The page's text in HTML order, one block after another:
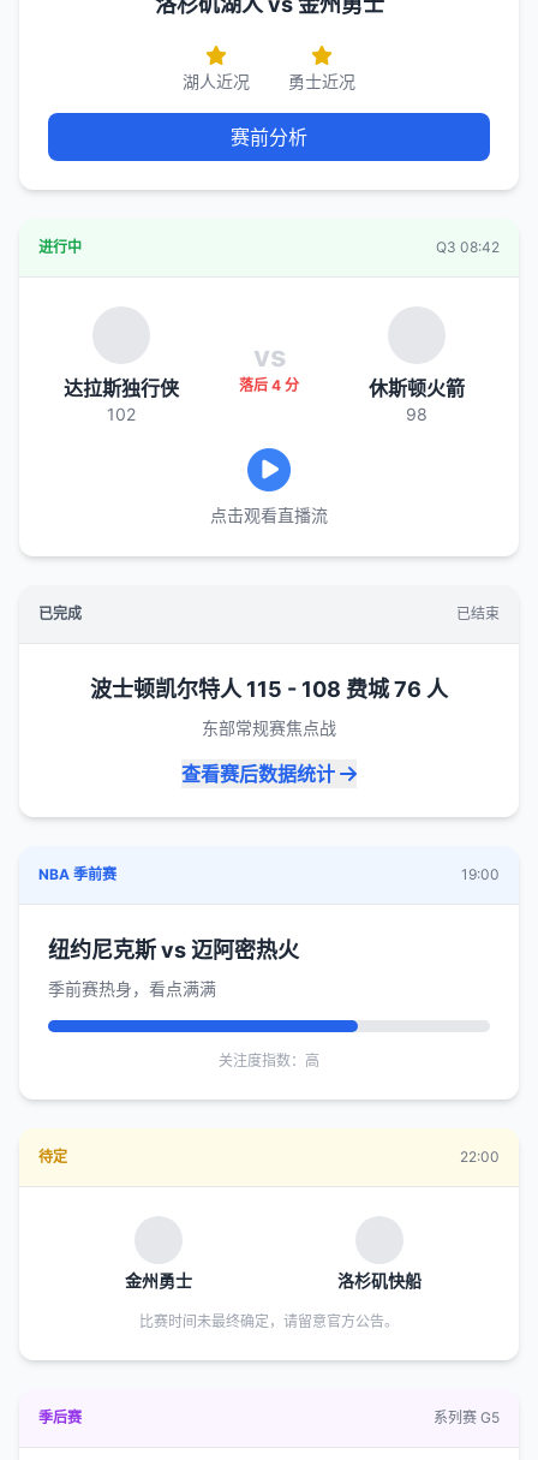
湖人近况 勇士近况
赛前分析
进行中 Q3 08:42
达拉斯独行侠
102
vs
落后 4 分 休斯顿火箭
98
点击观看直播流
已完成 已结束
波士顿凯尔特人 115 - 108 费城 76 人
东部常规赛焦点战
查看赛后数据统计
NBA 季前赛 19:00
纽约尼克斯 vs 迈阿密热火
季前赛热身，看点满满
关注度指数：高
待定 22:00
金州勇士 洛杉矶快船
比赛时间未最终确定，请留意官方公告。
季后赛 系列赛 G5